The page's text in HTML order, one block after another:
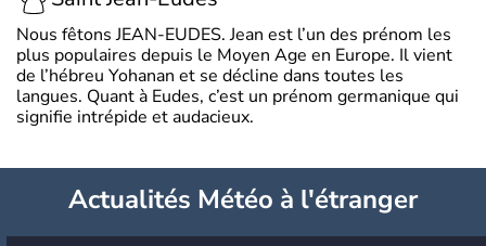
Nous fêtons JEAN-EUDES. Jean est l’un des prénom les
plus populaires depuis le Moyen Age en Europe. Il vient
de l’hébreu Yohanan et se décline dans toutes les
langues. Quant à Eudes, c’est un prénom germanique qui
signifie intrépide et audacieux.
Actualités Météo à l'étranger